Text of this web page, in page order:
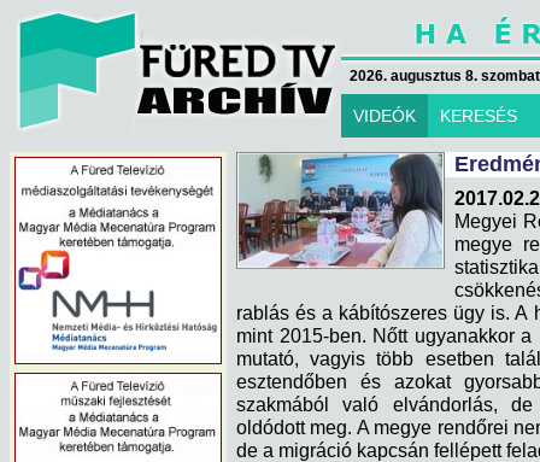
2026. augusztus 8.
VIDEÓK KERESÉS
Megyei
megye
rablás és a kábítószeres ügy is. A
mint 2015-ben. Nőtt ugyanakkor
mutató, vagyis több esetben
esztendőben és azokat
szakmából való elvándorlás,
oldódott meg. A megye rendőrei
de a migráció kapcsán fellépett